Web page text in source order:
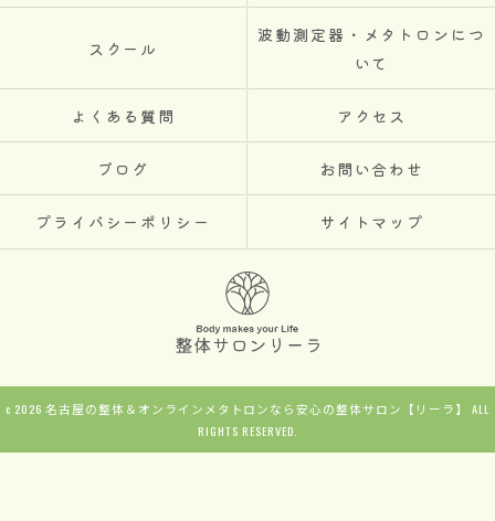
スクール
波動測定器・メタトロンにつ
いて
よくある質問 アクセス
ブログ お問い合わせ
プライバシーポリシー サイトマップ
c 2026 名古屋の整体＆オンラインメタトロンなら安心の整体サロン【リーラ】 ALL
RIGHTS RESERVED.